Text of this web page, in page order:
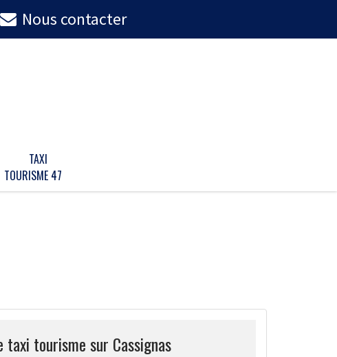
Nous contacter
TAXI
TOURISME 47
tourisme sur Cassignas